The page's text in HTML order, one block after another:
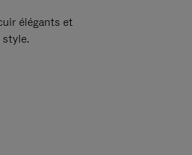
élégants et
style.